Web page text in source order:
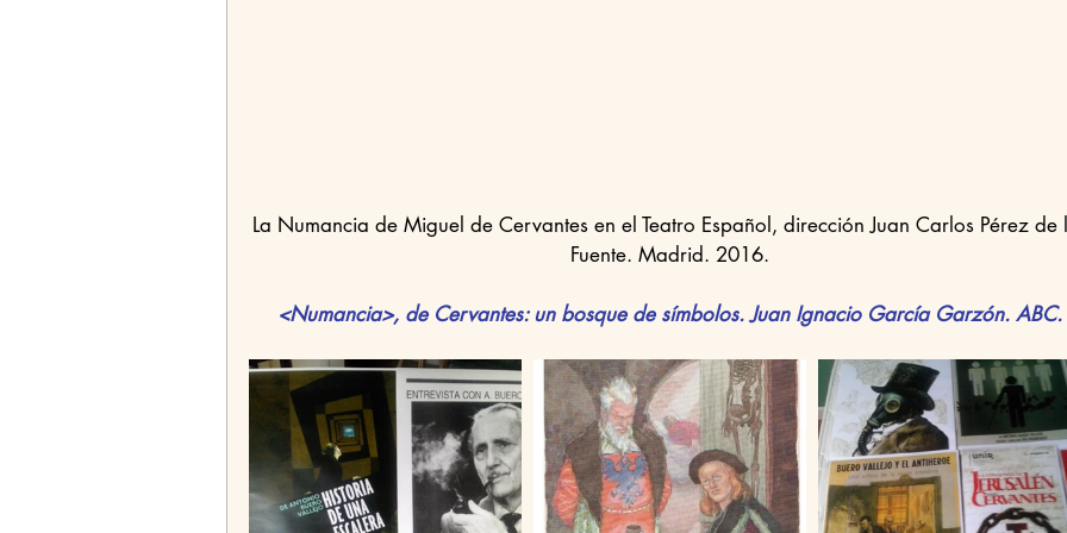
La Numancia de Miguel de Cervantes en el Teatro Español, dirección Juan Carlos Pérez
Fuente. Madrid. 2016.
<Numancia>, de Cervantes: un bosque de símbolos. Juan Ignacio García Garzón. ABC.